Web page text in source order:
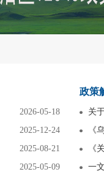
2026-05-18
2025-12-24
2025-08-21
2025-05-09
政策
关
《
《
一